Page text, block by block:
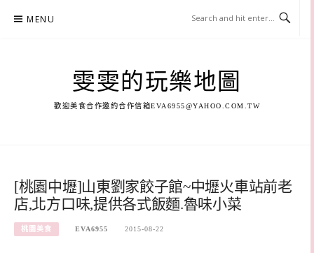
MENU
雯雯的玩樂地圖
歡迎美食合作邀約合作信箱EVA6955@YAHOO.COM.TW
[桃園中壢]山東劉家餃子館~中壢火車站前老
店,北方口味,提供各式飯麵.魯味小菜
桃園美食 EVA6955 2015-08-22